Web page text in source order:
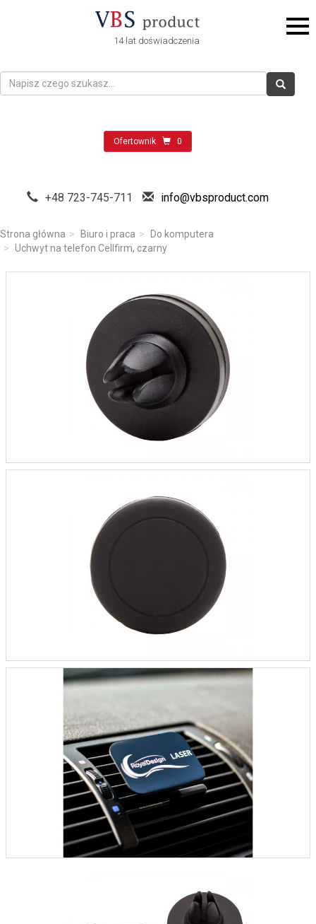
14 lat doświadczenia
Ofertownik 0
+48 723-745-711 info@vbsproduct.com
Strona główna Biuro i praca
Do komputera
Uchwyt na telefon Cellfirm, czarny